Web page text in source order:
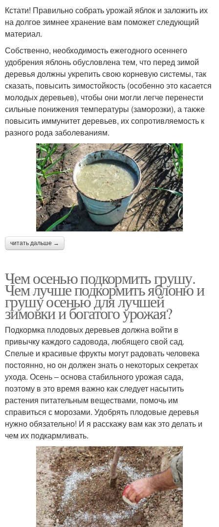
Кстати! Правильно собрать урожай яблок и заложить их
на долгое зимнее хранение вам поможет следующий
материал.
Собственно, необходимость ежегодного осеннего
удобрения яблонь обусловлена тем, что перед зимой
деревья должны укрепить свою корневую системы, так
сказать, повысить зимостойкость (особенно это касается
молодых деревьев), чтобы они могли легче перенести
сильные понижения температуры (заморозки), а также
повысить иммунитет деревьев, их сопротивляемость к
разного рода заболеваниям.
читать дальше →
Чем осенью подкормить грушу.
Чем лучше подкормить яблоню и
грушу осенью для лучшей
зимовки и богатого урожая?
Подкормка плодовых деревьев должна войти в
привычку каждого садовода, любящего свой сад.
Спелые и красивые фрукты могут радовать человека
постоянно, но он должен знать о некоторых секретах
ухода. Осень – основа стабильного урожая сада,
поэтому в это время важно как следует насытить
растения питательным веществами, помочь им
справиться с морозами. Удобрять плодовые деревья
нужно обязательно! И я расскажу вам как это делать и
чем их подкармливать.